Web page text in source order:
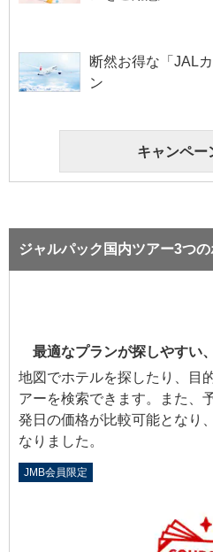
断然お得な「JAL
ン
キャンペー
ジャルパック国内ツアー3つの
最適なプランが探しやすい
地図でホテルを探したり、目
アーを検索できます。また、
発日の価格が比較可能となり
なりました。
JMB会員限定